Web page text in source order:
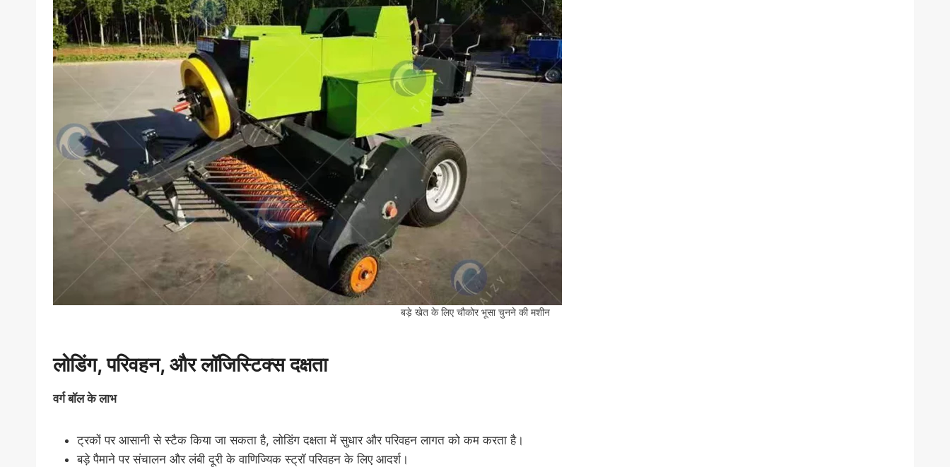
बड़े खेत के लिए चौकोर भूसा चुनने की मशीन
लोडिंग, परिवहन, और लॉजिस्टिक्स दक्षता
वर्ग बॉल के लाभ
ट्रकों पर आसानी से स्टैक किया जा सकता है, लोडिंग दक्षता में सुधार और परिवहन लागत को कम करता है।
बड़े पैमाने पर संचालन और लंबी दूरी के वाणिज्यिक स्ट्रॉ परिवहन के लिए आदर्श।